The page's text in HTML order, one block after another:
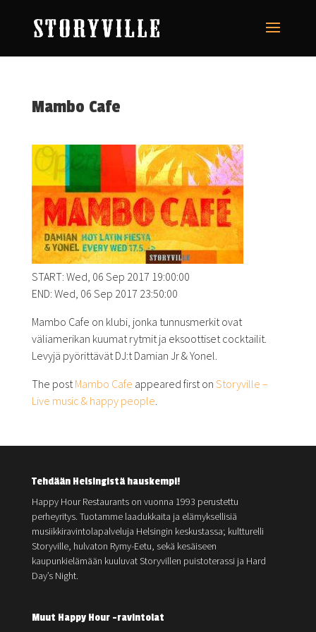
Mambo Cafe
START: Wed, 06 Sep 2017 19:00:00
END: Wed, 06 Sep 2017 23:50:00
Mambo Cafe on klubi, jonka tunnusmerkit ovat
väliamerikan kuumat rytmit ja eksoottiset cocktailit.
Levyjä pyörittävät DJ:t Damian Jr & Yonel.
The postMambo Cafe appeared first on Storyville –
Live music & happy people.
Tehdään Helsingistä hauskempi!
Happy Hour Restaurants on vuonna 1993 perustettu
perheyritys. Tuotamme laadukkaita ja elämyksellisiä
musiikkiravintolapalveluja Helsingin keskustassa; kultturelli
Storyville, hulvaton Rymy-Eetu, sekä kesäiseen
kaupunkielämään kuuluvat Storyvillen puistoterassi ja Hard
Day’s Night.
Muut Happy Hour -ravintolat